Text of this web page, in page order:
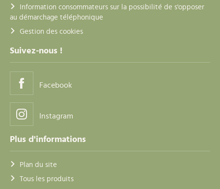
Information consommateurs sur la possibilité de s'opposer
au démarchage téléphonique
Gestion des cookies
Suivez-nous !
Facebook
Instagram
Plus d'informations
Plan du site
Tous les produits